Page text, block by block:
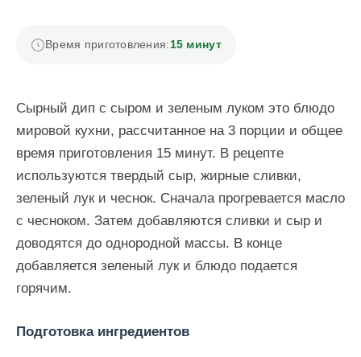
Время приготовления:15 минут
Сырный дип с сыром и зеленым луком это блюдо
мировой кухни, рассчитанное на 3 порции и общее
время приготовления 15 минут. В рецепте
используются твердый сыр, жирные сливки,
зеленый лук и чеснок. Сначала прогревается масло
с чесноком. Затем добавляются сливки и сыр и
доводятся до однородной массы. В конце
добавляется зеленый лук и блюдо подается
горячим.
Подготовка ингредиентов